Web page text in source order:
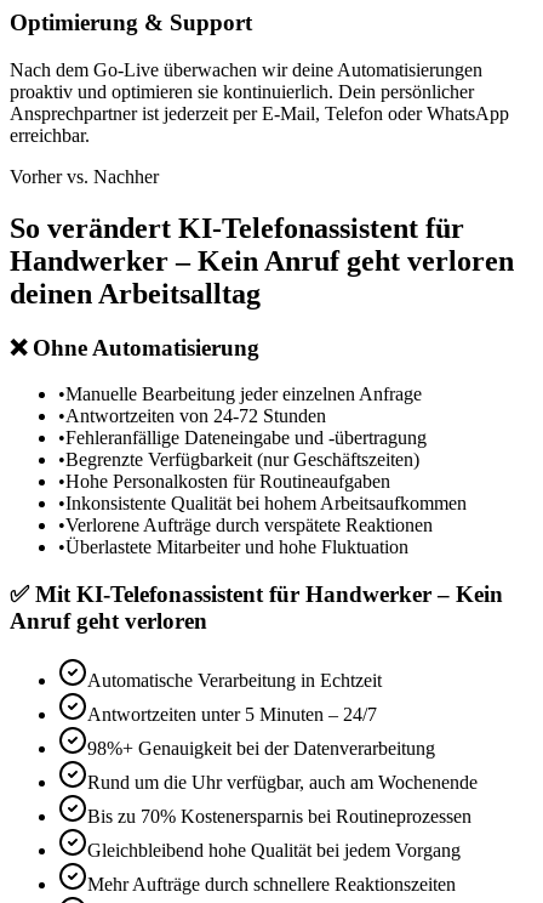
Optimierung & Support
Nach dem Go-Live überwachen wir deine Automatisierungen
proaktiv und optimieren sie kontinuierlich. Dein persönlicher
Ansprechpartner ist jederzeit per E-Mail, Telefon oder WhatsApp
erreichbar.
Vorher vs. Nachher
So verändert KI-Telefonassistent für
Handwerker – Kein Anruf geht verloren
deinen Arbeitsalltag
❌Ohne Automatisierung
•Manuelle Bearbeitung jeder einzelnen Anfrage
•Antwortzeiten von 24-72 Stunden
•Fehleranfällige Dateneingabe und -übertragung
•Begrenzte Verfügbarkeit (nur Geschäftszeiten)
•Hohe Personalkosten für Routineaufgaben
•Inkonsistente Qualität bei hohem Arbeitsaufkommen
•Verlorene Aufträge durch verspätete Reaktionen
•Überlastete Mitarbeiter und hohe Fluktuation
✅Mit KI-Telefonassistent für Handwerker – Kein
Anruf geht verloren
Automatische Verarbeitung in Echtzeit
Antwortzeiten unter 5 Minuten – 24/7
98%+ Genauigkeit bei der Datenverarbeitung
Rund um die Uhr verfügbar, auch am Wochenende
Bis zu 70% Kostenersparnis bei Routineprozessen
Gleichbleibend hohe Qualität bei jedem Vorgang
Mehr Aufträge durch schnellere Reaktionszeiten